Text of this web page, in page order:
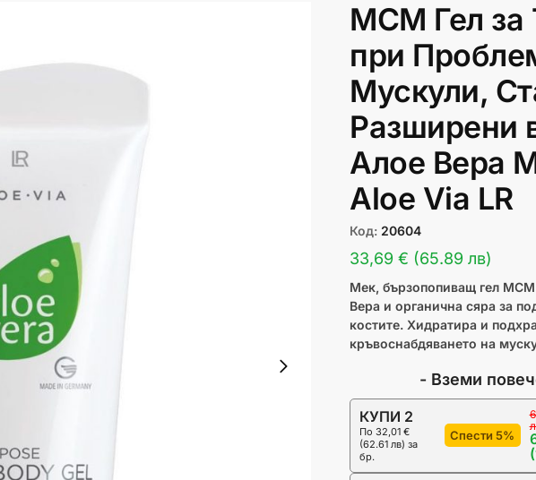
МСМ Гел за
при
Мускули,
Разширени
Алое Вера
Aloe Via LR
Код: 20604
33,69 € (65.89 лв)
Мек, бързопопиващ гел
Вера и органична сяра за
костите. Хидратира и
кръвоснабдяването на
- Вземи
КУПИ 2
По32,01 €
(62.61 лв) за
бр.
Спести 5%
ЗАВЪРТИ И СПЕЧЕЛИ!
Спри колелото, за да спечелиш Код за до 10% отстъпка